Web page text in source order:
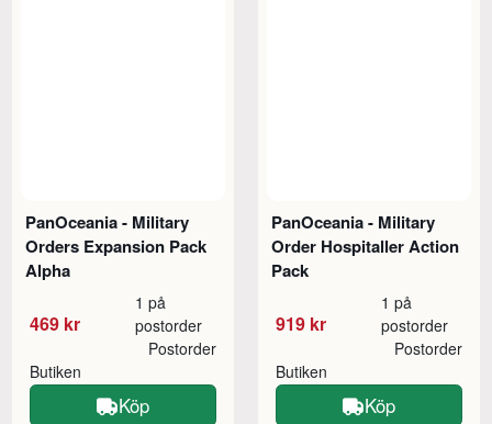
PanOceania - Military
Orders Expansion Pack
Alpha
469 kr
1 på
postorder
Butiken
Postorder
Köp
PanOceania - Military
Order Hospitaller Action
Pack
919 kr
1 på
postorder
Butiken
Postorder
Köp